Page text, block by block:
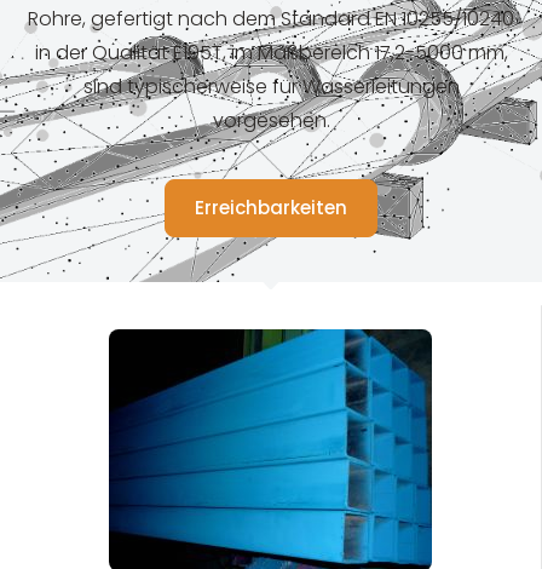
Rohre, gefertigt nach dem Standard EN 10255/10240
in der Qualität E195T, im Maßbereich 17,2-5000 mm,
sind typischerweise für Wasserleitungen
vorgesehen.
Erreichbarkeiten